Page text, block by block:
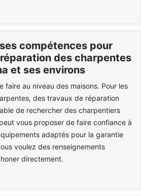
compétences pour
des charpentes
et ses environs
au niveau des maisons. Pour les
des travaux de réparation
de rechercher des charpentiers
vous proposer de faire confiance à
adaptés pour la garantie
voulez des renseignements
directement.